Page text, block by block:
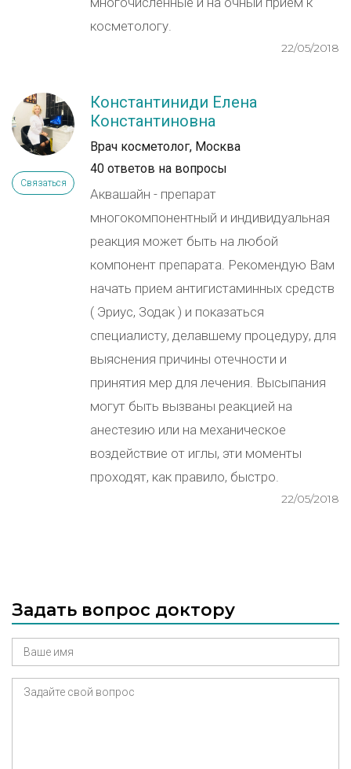
косметологу.
22/05/2018
Связаться
Константиниди Елена
Константиновна
Врач косметолог, Москва
40 ответов на вопросы
Аквашайн - препарат
многокомпонентный и индивидуальная
реакция может быть на любой
компонент препарата. Рекомендую Вам
начать прием антигистаминных средств
( Эриус, Зодак ) и показаться
специалисту, делавшему процедуру, для
выяснения причины отечности и
принятия мер для лечения. Высыпания
могут быть вызваны реакцией на
анестезию или на механическое
воздействие от иглы, эти моменты
проходят, как правило, быстро.
22/05/2018
Задать вопрос доктору